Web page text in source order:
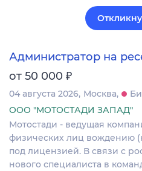
Администратор на
от 50 000 ₽
04 августа 2026 Москва
ООО "МОТОСТАДИ ЗАПАД"
Мотостади - ведущая
физических лиц вождению
под лицензией. В связи с
нового специалиста в